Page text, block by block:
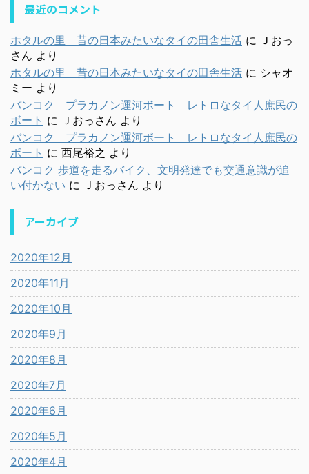
最近のコメント
ホタルの里 昔の日本みたいなタイの田舎生活 に Ｊおっ
さん より
ホタルの里 昔の日本みたいなタイの田舎生活 に シャオ
ミー より
バンコク プラカノン運河ボート レトロなタイ人庶民の
ボート に Ｊおっさん より
バンコク プラカノン運河ボート レトロなタイ人庶民の
ボート に 西尾裕之 より
バンコク 歩道を走るバイク、文明発達でも交通意識が追
い付かない に Ｊおっさん より
アーカイブ
2020年12月
2020年11月
2020年10月
2020年9月
2020年8月
2020年7月
2020年6月
2020年5月
2020年4月